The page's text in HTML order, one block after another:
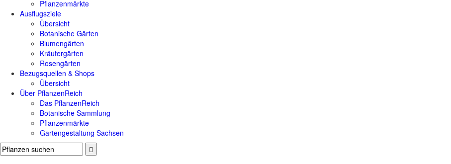
Pflanzenmärkte
Ausflugsziele
Übersicht
Botanische Gärten
Blumengärten
Kräutergärten
Rosengärten
Bezugsquellen & Shops
Übersicht
Über PflanzenReich
Das PflanzenReich
Botanische Sammlung
Pflanzenmärkte
Gartengestaltung Sachsen